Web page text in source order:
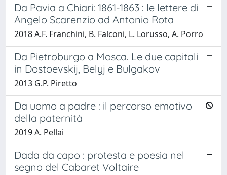
Da Pavia a Chiari: 1861-1863 : le lettere di
Angelo Scarenzio ad Antonio Rota
2018 A.F. Franchini, B. Falconi, L. Lorusso, A. Porro
Da Pietroburgo a Mosca. Le due capitali
in Dostoevskij, Belyj e Bulgakov
2013 G.P. Piretto
Da uomo a padre : il percorso emotivo
della paternità
2019 A. Pellai
Dada da capo : protesta e poesia nel
segno del Cabaret Voltaire